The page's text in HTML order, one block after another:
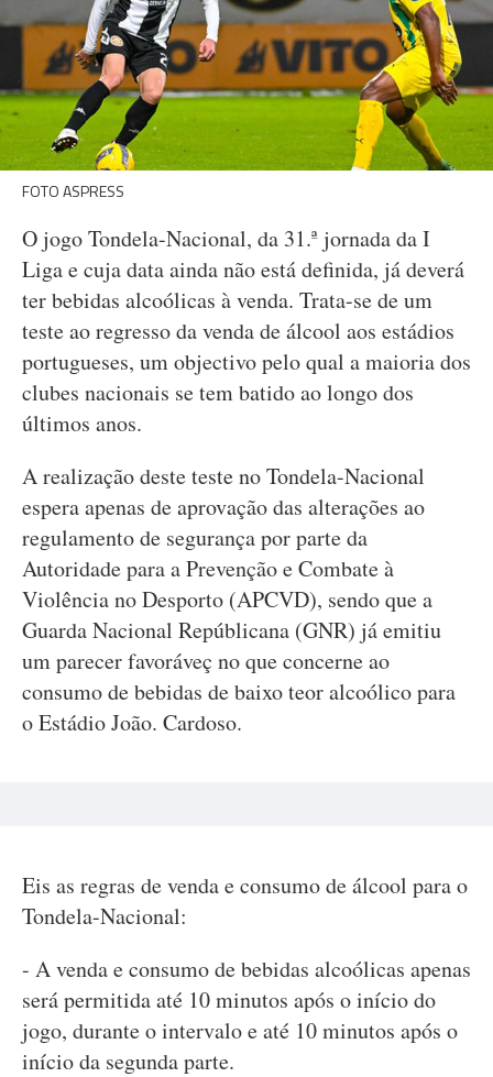
FOTO ASPRESS
O jogo Tondela-Nacional, da 31.ª jornada da I
Liga e cuja data ainda não está definida, já deverá
ter bebidas alcoólicas à venda. Trata-se de um
teste ao regresso da venda de álcool aos estádios
portugueses, um objectivo pelo qual a maioria dos
clubes nacionais se tem batido ao longo dos
últimos anos.
A realização deste teste no Tondela-Nacional
espera apenas de aprovação das alterações ao
regulamento de segurança por parte da
Autoridade para a Prevenção e Combate à
Violência no Desporto (APCVD), sendo que a
Guarda Nacional Repúblicana (GNR) já emitiu
um parecer favoráveç no que concerne ao
consumo de bebidas de baixo teor alcoólico para
o Estádio João. Cardoso.
Eis as regras de venda e consumo de álcool para o
Tondela-Nacional:
- A venda e consumo de bebidas alcoólicas apenas
será permitida até 10 minutos após o início do
jogo, durante o intervalo e até 10 minutos após o
início da segunda parte.